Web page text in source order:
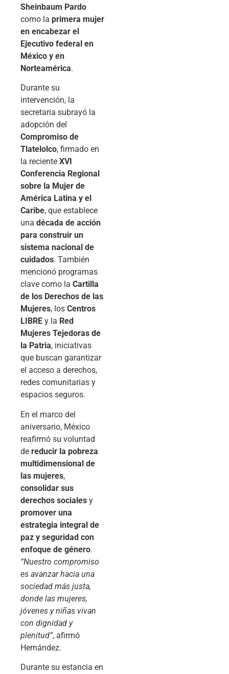
Sheinbaum Pardo
como la primera mujer
en encabezar el
Ejecutivo federal en
México y en
Norteamérica.
Durante su
intervención, la
secretaria subrayó la
adopción del
Compromiso de
Tlatelolco, firmado en
la reciente XVI
Conferencia Regional
sobre la Mujer de
América Latina y el
Caribe, que establece
una década de acción
para construir un
sistema nacional de
cuidados. También
mencionó programas
clave como la Cartilla
de los Derechos de las
Mujeres, los Centros
LIBRE y la Red
Mujeres Tejedoras de
la Patria, iniciativas
que buscan garantizar
el acceso a derechos,
redes comunitarias y
espacios seguros.
En el marco del
aniversario, México
reafirmó su voluntad
de reducir la pobreza
multidimensional de
las mujeres,
consolidar sus
derechos sociales y
promover una
estrategia integral de
paz y seguridad con
enfoque de género.
“Nuestro compromiso
es avanzar hacia una
sociedad más justa,
donde las mujeres,
jóvenes y niñas vivan
con dignidad y
plenitud”, afirmó
Hernández.
Durante su estancia en